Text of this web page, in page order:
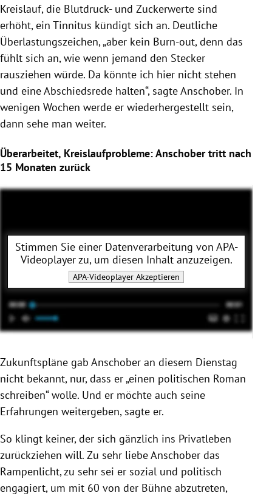
Kreislauf, die Blutdruck- und Zuckerwerte sind
erhöht, ein Tinnitus kündigt sich an. Deutliche
Überlastungszeichen, „aber kein Burn-out, denn das
fühlt sich an, wie wenn jemand den Stecker
rausziehen würde. Da könnte ich hier nicht stehen
und eine Abschiedsrede halten“, sagte Anschober. In
wenigen Wochen werde er wiederhergestellt sein,
dann sehe man weiter.
Überarbeitet, Kreislaufprobleme: Anschober tritt nach
15 Monaten zurück
Stimmen Sie einer Datenverarbeitung von APA-
Videoplayerzu, um diesen Inhalt anzuzeigen.
APA-Videoplayer Akzeptieren
Zukunftspläne gab Anschober an diesem Dienstag
nicht bekannt, nur, dass er „einen politischen Roman
schreiben“ wolle. Und er möchte auch seine
Erfahrungen weitergeben, sagte er.
So klingt keiner, der sich gänzlich ins Privatleben
zurückziehen will. Zu sehr liebe Anschober das
Rampenlicht, zu sehr sei er sozial und politisch
engagiert, um mit 60 von der Bühne abzutreten,